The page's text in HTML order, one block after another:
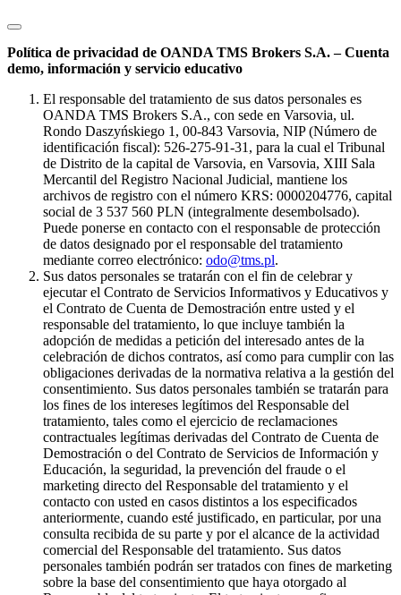
Política de privacidad de OANDA TMS Brokers S.A. – Cuenta
demo, información y servicio educativo
El responsable del tratamiento de sus datos personales es
OANDA TMS Brokers S.A., con sede en Varsovia, ul.
Rondo Daszyńskiego 1, 00-843 Varsovia, NIP (Número de
identificación fiscal): 526-275-91-31, para la cual el Tribunal
de Distrito de la capital de Varsovia, en Varsovia, XIII Sala
Mercantil del Registro Nacional Judicial, mantiene los
archivos de registro con el número KRS: 0000204776, capital
social de 3 537 560 PLN (integralmente desembolsado).
Puede ponerse en contacto con el responsable de protección
de datos designado por el responsable del tratamiento
mediante correo electrónico: odo@tms.pl.
Sus datos personales se tratarán con el fin de celebrar y
ejecutar el Contrato de Servicios Informativos y Educativos y
el Contrato de Cuenta de Demostración entre usted y el
responsable del tratamiento, lo que incluye también la
adopción de medidas a petición del interesado antes de la
celebración de dichos contratos, así como para cumplir con las
obligaciones derivadas de la normativa relativa a la gestión del
consentimiento. Sus datos personales también se tratarán para
los fines de los intereses legítimos del Responsable del
tratamiento, tales como el ejercicio de reclamaciones
contractuales legítimas derivadas del Contrato de Cuenta de
Demostración o del Contrato de Servicios de Información y
Educación, la seguridad, la prevención del fraude o el
marketing directo del Responsable del tratamiento y el
contacto con usted en casos distintos a los especificados
anteriormente, cuando esté justificado, en particular, por una
consulta recibida de su parte y por el alcance de la actividad
comercial del Responsable del tratamiento. Sus datos
personales también podrán ser tratados con fines de marketing
sobre la base del consentimiento que haya otorgado al